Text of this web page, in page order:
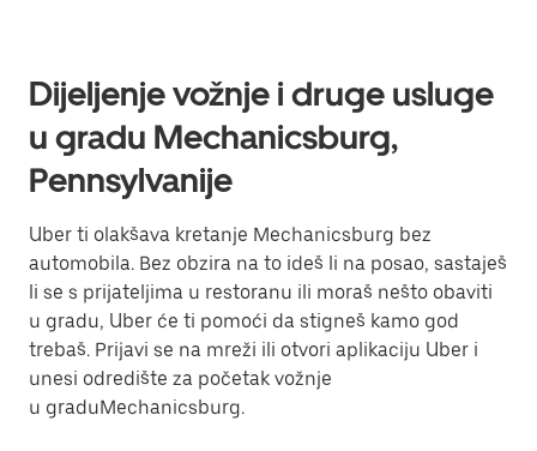
Dijeljenje vožnje i druge usluge
u gradu Mechanicsburg,
Pennsylvanije
Uber ti olakšava kretanje Mechanicsburg bez
automobila. Bez obzira na to ideš li na posao, sastaješ
li se s prijateljima u restoranu ili moraš nešto obaviti
u gradu, Uber će ti pomoći da stigneš kamo god
trebaš. Prijavi se na mreži ili otvori aplikaciju Uber i
unesi odredište za početak vožnje
u graduMechanicsburg.